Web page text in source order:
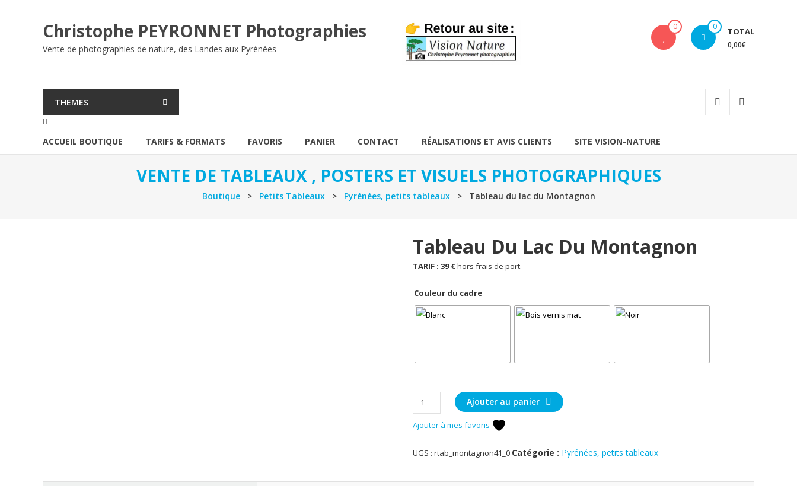
Christophe PEYRONNET Photographies
Vente de photographies de nature, des Landes aux Pyrénées
0 0 TOTAL
0,00€
THEMES
ACCUEIL BOUTIQUE TARIFS & FORMATS FAVORIS PANIER CONTACT RÉALISATIONS ET AVIS CLIENTS SITE VISION-NATURE
VENTE DE TABLEAUX , POSTERS ET VISUELS PHOTOGRAPHIQUES
Boutique> Petits Tableaux> Pyrénées, petits tableaux> Tableau du lac du Montagnon
Tableau Du Lac Du Montagnon
TARIF : 39 €hors frais de port.
Couleur du cadre
quantité
de
Tableau
du
lac
Montagnon
Ajouter au panier
Ajouter à mes favoris
UGS : rtab_montagnon41_0 Catégorie : Pyrénées, petits tableaux